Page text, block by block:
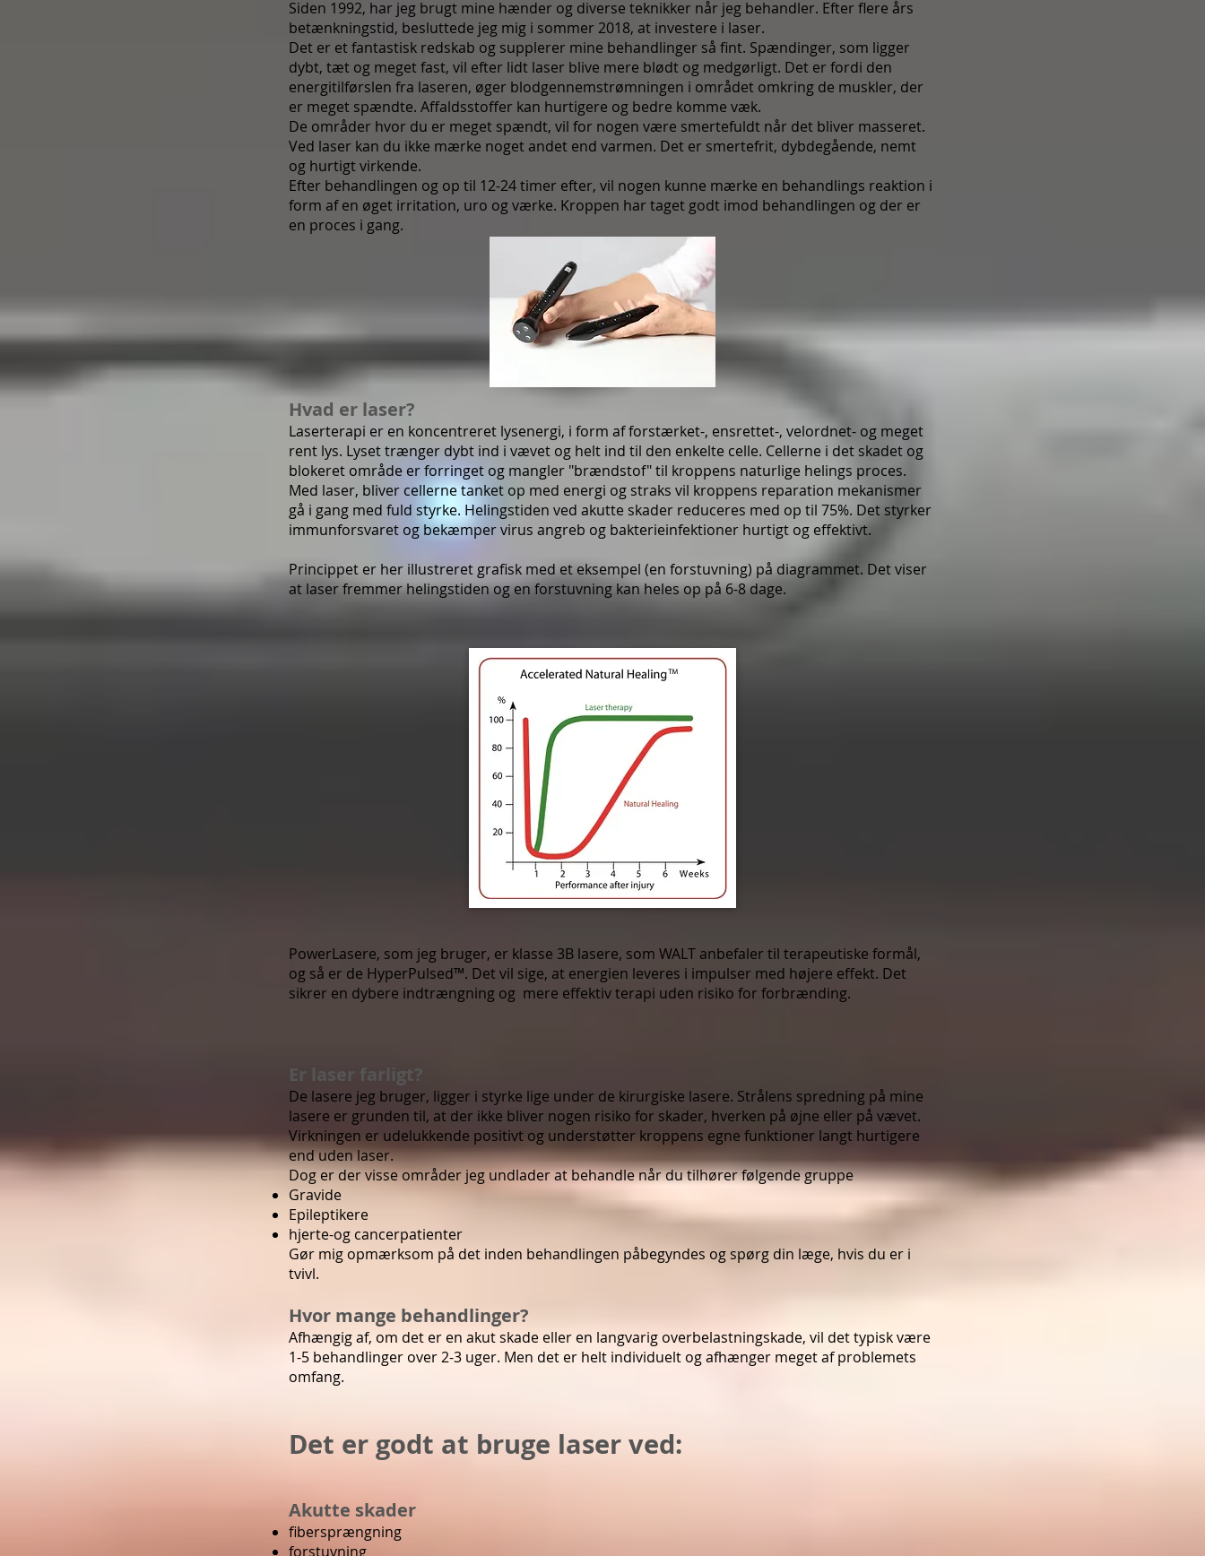
Siden 1992, har jeg brugt mine hænder og diverse teknikker når jeg behandler. Efter flere års
betænkningstid, besluttede jeg mig i sommer 2018, at investere i laser.
Det er et fantastisk redskab og supplerer mine behandlinger så fint. Spændinger, som ligger
dybt, tæt og meget fast, vil efter lidt laser blive mere blødt og medgørligt. Det er fordi den
energitilførslen fra laseren, øger blodgennemstrømningen i området omkring de muskler, der
er meget spændte. Affaldsstoffer kan hurtigere og bedre komme væk.
De områder hvor du er meget spændt, vil for nogen være smertefuldt når det bliver masseret.
Ved laser kan du ikke mærke noget andet end varmen. Det er smertefrit, dybdegående, nemt
og hurtigt virkende.
Efter behandlingen og op til 12-24 timer efter, vil nogen kunne mærke en behandlings reaktion i
form af en øget irritation, uro og værke. Kroppen har taget godt imod behandlingen og der er
en proces i gang.
Hvad er laser?
Laserterapi er en koncentreret lysenergi, i form af forstærket-, ensrettet-, velordnet- og meget
rent lys. Lyset trænger dybt ind i vævet og helt ind til den enkelte celle. Cellerne i det skadet og
blokeret område er forringet og mangler "brændstof" til kroppens naturlige helings proces.
Med laser, bliver cellerne tanket op med energi og straks vil kroppens reparation mekanismer
gå i gang med fuld styrke. Helingstiden ved akutte skader reduceres med op til 75%. Det styrker
immunforsvaret og bekæmper virus angreb og bakterieinfektioner hurtigt og effektivt.
Princippet er her illustreret grafisk med et eksempel (en forstuvning) på diagrammet. Det viser
at laser fremmer helingstiden og en forstuvning kan heles op på 6-8 dage.
PowerLasere, som jeg bruger, er klasse 3B lasere, som WALT anbefaler til terapeutiske formål,
og så er de HyperPulsed™. Det vil sige, at energien leveres i impulser med højere effekt. Det
sikrer en dybere indtrængning og mere effektiv terapi uden risiko for forbrænding.
Er laser farligt?
De lasere jeg bruger, ligger i styrke lige under de kirurgiske lasere. Strålens spredning på mine
lasere er grunden til, at der ikke bliver nogen risiko for skader, hverken på øjne eller på vævet.
Virkningen er udelukkende positivt og understøtter kroppens egne funktioner langt hurtigere
end uden laser.
Dog er der visse områder jeg undlader at behandle når du tilhører følgende gruppe
Gravide
Epileptikere
hjerte-og cancerpatienter
Gør mig opmærksom på det inden behandlingen påbegyndes og spørg din læge, hvis du er i
tvivl. ​
Hvor mange behandlinger?​
Afhængig af, om det er en akut skade eller en langvarig overbelastningskade, vil det typisk være
1-5 behandlinger over 2-3 uger. Men det er helt individuelt og afhænger meget af problemets
omfang.
Det er godt at bruge laser ved:
Akutte skader
fibersprængning
forstuvning